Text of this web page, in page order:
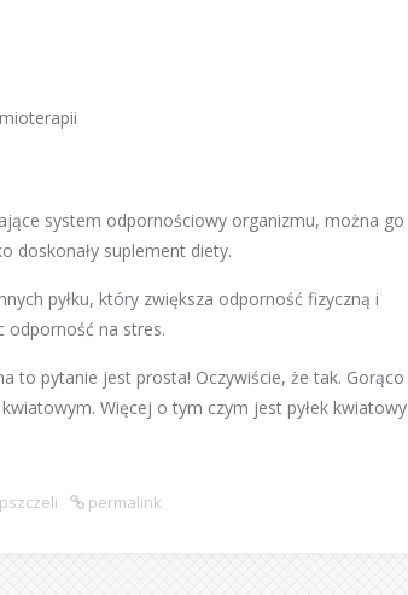
system odpornościowy organizmu, można go
doskonały suplement diety.
pyłku, który zwiększa odporność fizyczną i
odporność na stres.
to pytanie jest prosta! Oczywiście, że tak. Gorąco
Więcej o tym czym jest pyłek kwiatowy
permalink